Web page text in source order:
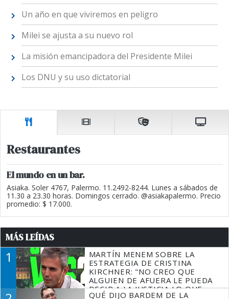
Un año en que viviremos en peligro
Milei se ajusta a su nuevo rol
La misión emancipadora del Presidente Milei
Los DNU y su uso dictatorial
Restaurantes
El mundo en un bar.
Asiaka. Soler 4767, Palermo. 11.2492-8244. Lunes a sábados de
11.30 a 23.30 horas. Domingos cerrado. @asiakapalermo. Precio
promedio: $ 17.000.
MÁS LEÍDAS
1
MARTÍN MENEM SOBRE LA
ESTRATEGIA DE CRISTINA
KIRCHNER: "NO CREO QUE
ALGUIEN DE AFUERA LE PUEDA
DECIR A LA JUSTICIA LO QUE
QUÉ DIJO BARDEM DE LA